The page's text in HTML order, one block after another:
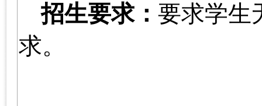
招生要求： 要求学生
求。